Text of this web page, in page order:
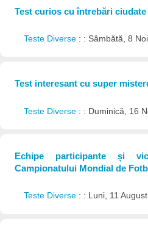
Test curios cu întrebări
Teste Diverse : : Sâmbătă, 8
Test interesant cu super
Teste Diverse : : Duminică, 16
Echipe participante și
Campionatului Mondial de
Teste Diverse : : Luni, 11